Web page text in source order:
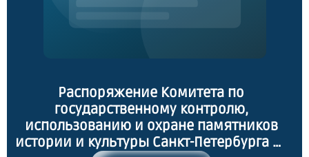
Распоряжение Комитета по
государственному контролю,
использованию и охране памятников
истории и культуры Санкт-Петербурга от